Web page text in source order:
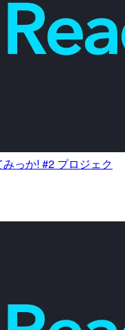
っか! #2 プロジェク